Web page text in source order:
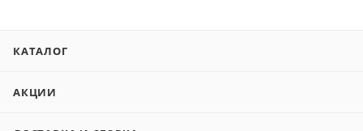
КАТАЛОГ
АКЦИИ